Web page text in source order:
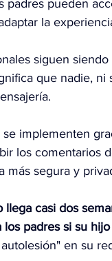
padres pueden
la
siguen
que nadie, ni
implementen
los comentarios
más segura y
llega casi dos
los padres si su hijo
en su